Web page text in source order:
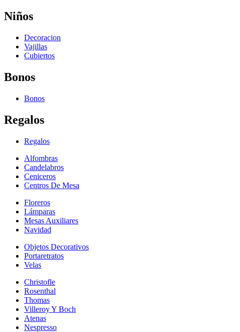
Niños
Decoracion
Vajillas
Cubiertos
Bonos
Bonos
Regalos
Regalos
Alfombras
Candelabros
Ceniceros
Centros De Mesa
Floreros
Lámparas
Mesas Auxiliares
Navidad
Objetos Decorativos
Portaretratos
Velas
Christofle
Rosenthal
Thomas
Villeroy Y Boch
Atenas
Nespresso